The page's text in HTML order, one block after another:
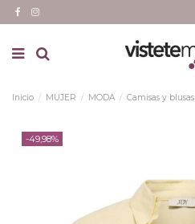
Inicio MUJER MODA Camisas y blusas
-49,98%